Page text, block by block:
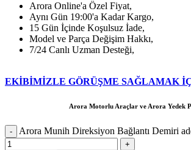
Arora Online'a Özel Fiyat,
Aynı Gün 19:00'a Kadar Kargo,
15 Gün İçinde Koşulsuz İade,
Model ve Parça Değişim Hakkı,
7/24 Canlı Uzman Desteği,
EKİBİMİZLE GÖRÜŞME SAĞLAMAK
Arora Motorlu Araçlar ve Arora Yedek
Arora Munih Direksiyon Bağlantı Demiri